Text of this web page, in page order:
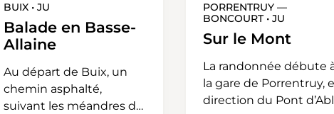
BUIX • JU
Balade en Basse-
Allaine
Au départ de Buix, un
chemin asphalté,
suivant les méandres de
PORRENTRUY —
BONCOURT • JU
Sur le Mont
La randonnée débute
la gare de Porrentruy,
direction du Pont